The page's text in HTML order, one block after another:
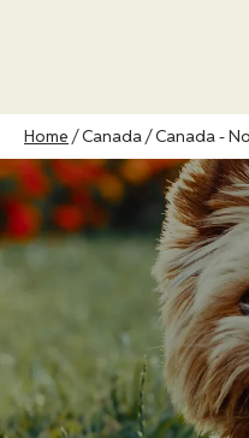
Breadcrumb
Home Canada Canada -